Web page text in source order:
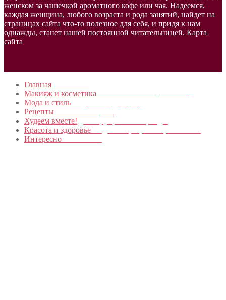
женском за чашечкой ароматного кофе или чая. Надеемся,
каждая женщина, любого возраста и рода занятий, найдет на
страницах сайта что-то полезное для себя, и придя к нам
однажды, станет нашей постоянной читательницей. Карта
сайта
Главная
Макияж и косметика
Мода и стиль
Рецепты
Худеем вместе!
Красота и здоровье
Интересно